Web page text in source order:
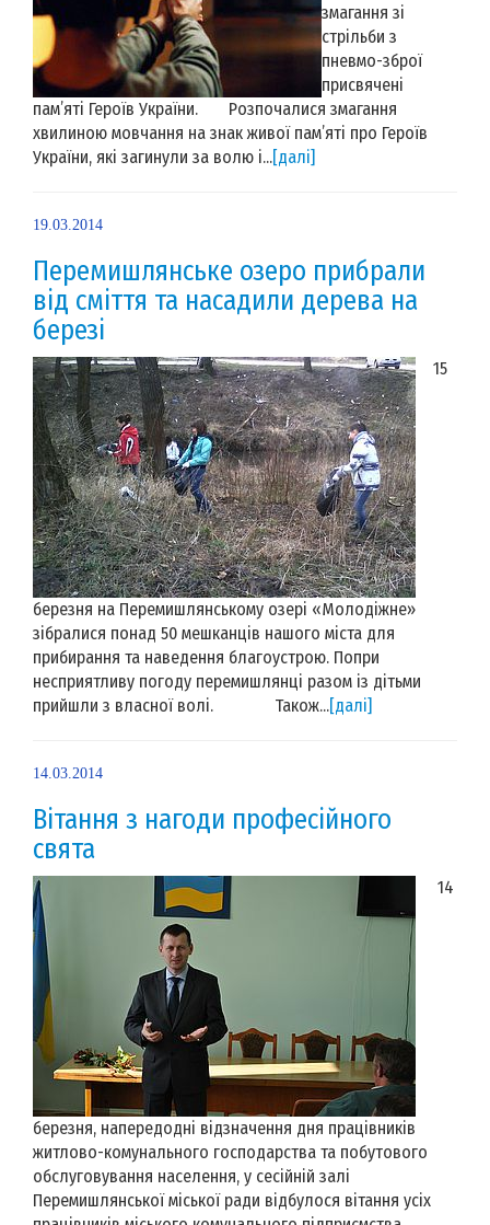
змагання зі
стрільби з
пневмо-зброї
присвячені
пам’яті Героїв України. Розпочалися змагання
хвилиною мовчання на знак живої пам’яті про Героїв
України, які загинули за волю і...[далі]
19.03.2014
Перемишлянське озеро прибрали
від сміття та насадили дерева на
березі
15
березня на Перемишлянському озері «Молодіжне»
зібралися понад 50 мешканців нашого міста для
прибирання та наведення благоустрою. Попри
несприятливу погоду перемишлянці разом із дітьми
прийшли з власної волі. Також...[далі]
14.03.2014
Вітання з нагоди професійного
свята
14
березня, напередодні відзначення дня працівників
житлово-комунального господарства та побутового
обслуговування населення, у сесійній залі
Перемишлянської міської ради відбулося вітання усіх